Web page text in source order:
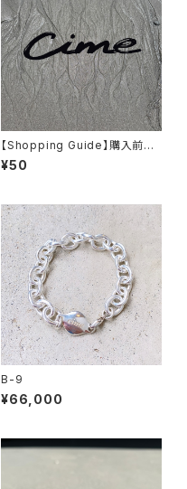
【Shopping Guide】購入前に
ご確認ください。
¥50
B-9
¥66,000